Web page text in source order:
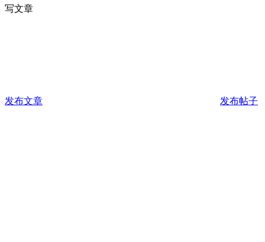
写文章
发布文章 发布帖子